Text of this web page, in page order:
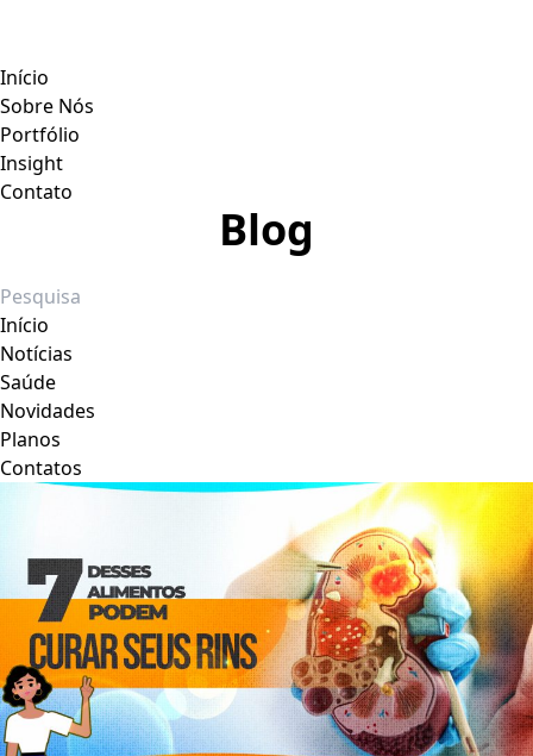
Início
Sobre Nós
Portfólio
Insight
Contato
Blog
Início
Notícias
Saúde
Novidades
Planos
Contatos